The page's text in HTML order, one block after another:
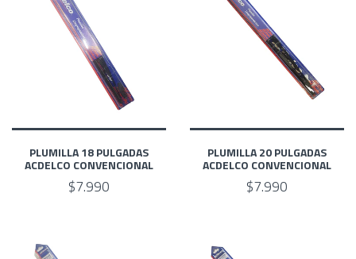
PLUMILLA 18 PULGADAS
ACDELCO CONVENCIONAL
$7.990
PLUMILLA 20 PULGADAS
ACDELCO CONVENCIONAL
$7.990